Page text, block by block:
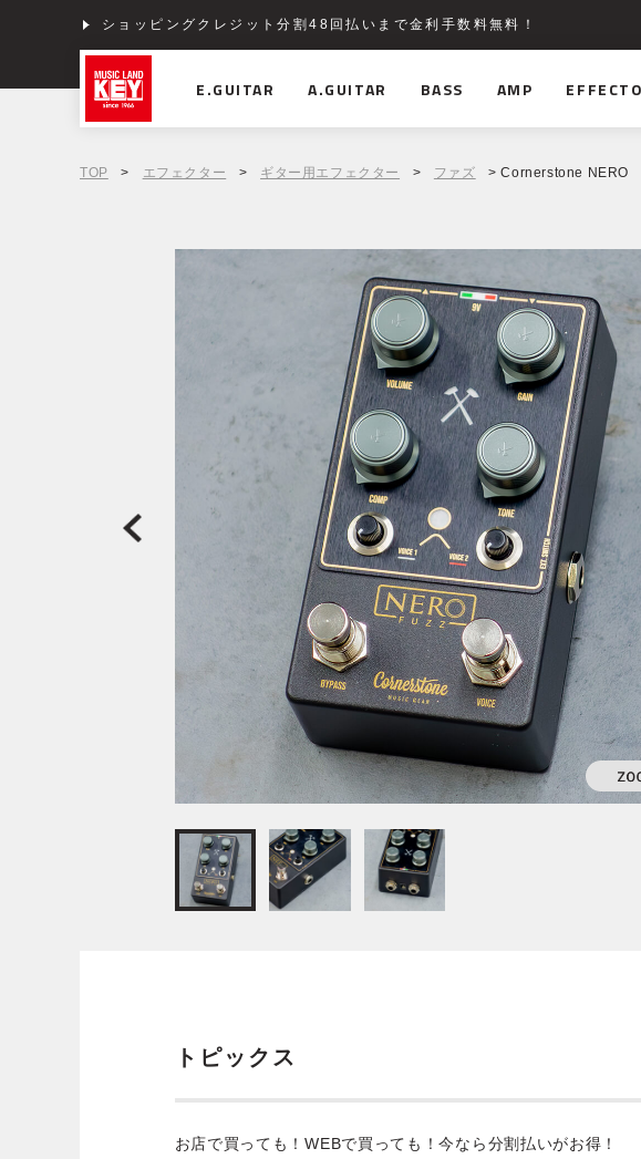
ショッピングクレジット分割48回払いまで金利手数料無料！
E.GUITAR A.GUITAR BASS AMP
TOP > エフェクター > ギター用エフェクター > ファズ > Cornerstone NERO
トピックス
お店で買っても！WEBで買っても！今なら分割払いがお得！